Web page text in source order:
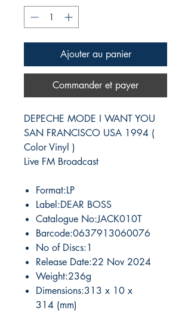
Ajouter au panier
Commander et payer
DEPECHE MODE I WANT YOU
SAN FRANCISCO USA 1994 (
Color Vinyl )
Live FM Broadcast
Format:LP
Label:DEAR BOSS
Catalogue No:JACK010T
Barcode:0637913060076
No of Discs:1
Release Date:22 Nov 2024
Weight:236g
Dimensions:313 x 10 x
314 (mm)